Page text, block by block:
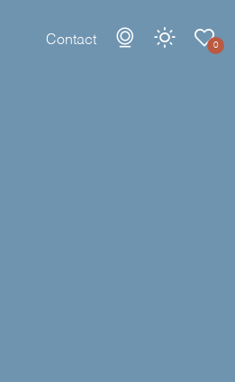
Contact 0